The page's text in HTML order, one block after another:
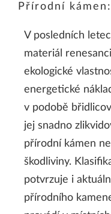
Přírodní
V posledních
materiál
ekologické
energetické
v podobě
jej snadno
přírodní kámen
škodliviny.
potvrzuje i
přírodního